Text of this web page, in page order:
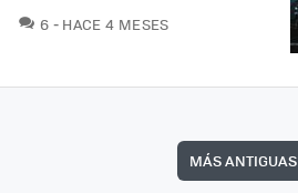
6 COMENTARIOS
HACE 4 MESES
MÁS ANTIGUAS